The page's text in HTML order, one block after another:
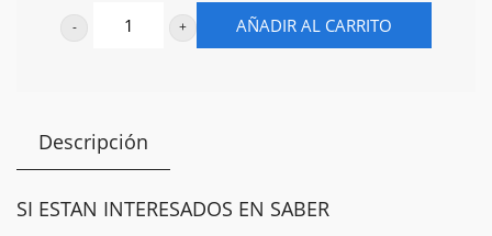
GINEBRA
BILBAO
cantidad
AÑADIR AL CARRITO
Descripción
SI ESTAN INTERESADOS EN SABER